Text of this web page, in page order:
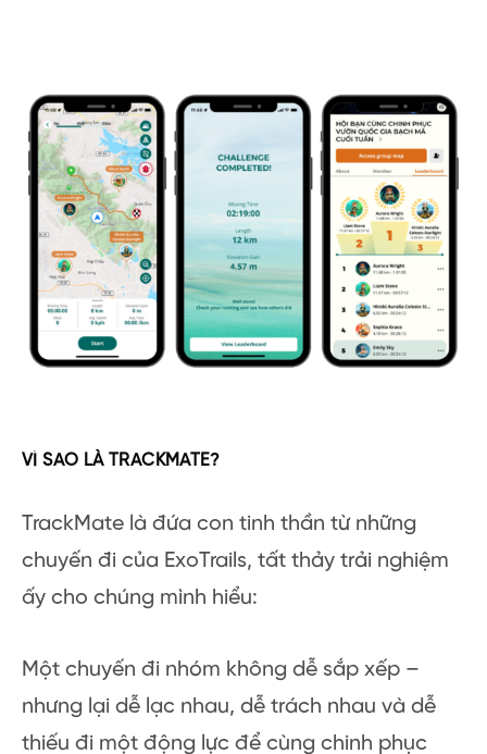
VÌ SAO LÀ TRACKMATE?
TrackMate là đứa con tinh thần từ những
chuyến đi của ExoTrails, tất thảy trải nghiệm
ấy cho chúng mình hiểu:
Một chuyến đi nhóm không dễ sắp xếp –
nhưng lại dễ lạc nhau, dễ trách nhau và dễ
thiếu đi một động lực để cùng chinh phục